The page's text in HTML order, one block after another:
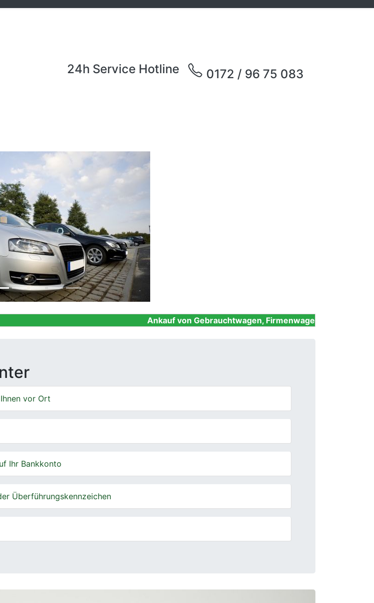
24h Service Hotline 0172 / 96 75 083
Ankauf von Gebrauchtwagen, Firmenwagen, Unfallwagen,
vor Ort
Ihr Bankkonto
Überführungskennzeichen